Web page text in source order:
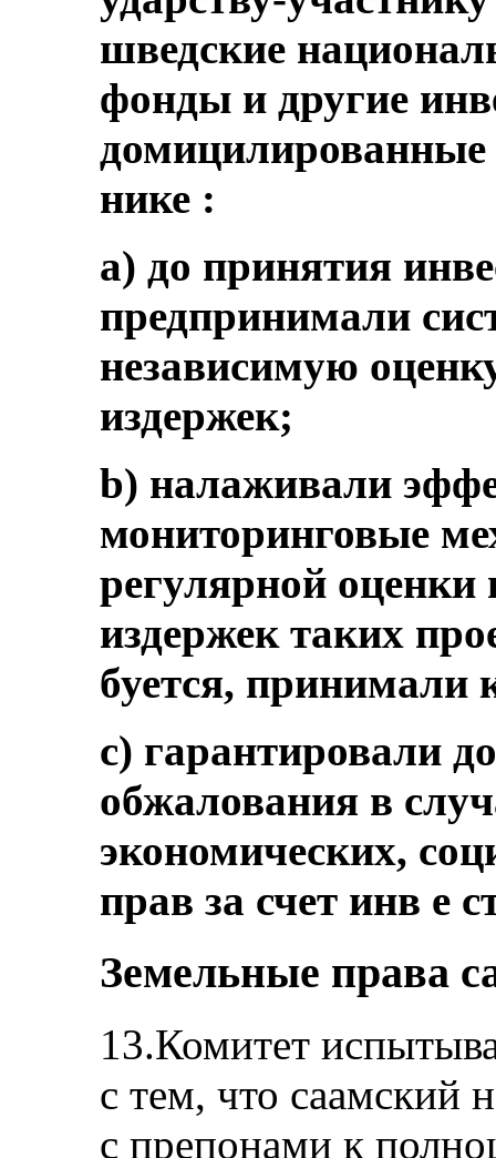
шведские
фонды и другие
домицилированные
нике :
а) до принятия
предпринимали
независимую
издержек;
b) налаживали
мониторинговые
регулярной
издержек таких
буется,
c) гарантировали
обжалования в
экономических,
прав за счет инв е
Земельные права
13.Комитет
с тем, что саамский
с препонами к